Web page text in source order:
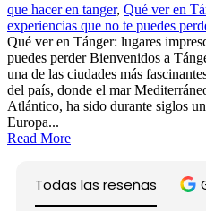
que hacer en tanger, Qué ver en
experiencias que no te puedes
Qué ver en Tánger: lugares
puedes perder Bienvenidos a
una de las ciudades más
del país, donde el mar
Atlántico, ha sido durante siglos
Europa...
Read More
Todas las reseñas